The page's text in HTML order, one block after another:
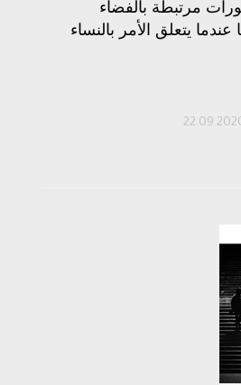
مرتبطة بالفضاء
يتعلق الأمر بالنساء